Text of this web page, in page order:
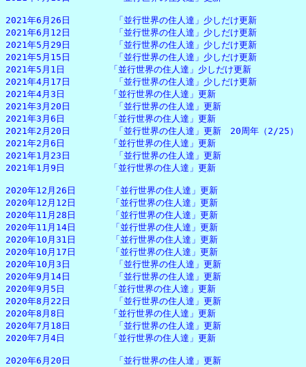
2021年6月26日　　　　　「並行世界の住人達」少しだけ更新
2021年6月12日　　　　　「並行世界の住人達」少しだけ更新
2021年5月29日　　　　　「並行世界の住人達」少しだけ更新
2021年5月15日　　　　　「並行世界の住人達」少しだけ更新
2021年5月1日　　　　　「並行世界の住人達」少しだけ更新
2021年4月17日　　　　　「並行世界の住人達」少しだけ更新
2021年4月3日　　　　　「並行世界の住人達」更新
2021年3月20日　　　　　「並行世界の住人達」更新
2021年3月6日　　　　　「並行世界の住人達」更新
2021年2月20日　　　　　「並行世界の住人達」更新　20周年（2/25）
2021年2月6日　　　　　「並行世界の住人達」更新
2021年1月23日　　　　　「並行世界の住人達」更新
2021年1月9日　　　　　「並行世界の住人達」更新
2020年12月26日　　　　「並行世界の住人達」更新
2020年12月12日　　　　「並行世界の住人達」更新
2020年11月28日　　　　「並行世界の住人達」更新
2020年11月14日　　　　「並行世界の住人達」更新
2020年10月31日　　　　「並行世界の住人達」更新
2020年10月17日　　　　「並行世界の住人達」更新
2020年10月3日　　　　　「並行世界の住人達」更新
2020年9月14日　　　　　「並行世界の住人達」更新
2020年9月5日　　　　　「並行世界の住人達」更新
2020年8月22日　　　　　「並行世界の住人達」更新
2020年8月8日　　　　　「並行世界の住人達」更新
2020年7月18日　　　　　「並行世界の住人達」更新
2020年7月4日　　　　　「並行世界の住人達」更新
2020年6月20日　　　　　「並行世界の住人達」更新